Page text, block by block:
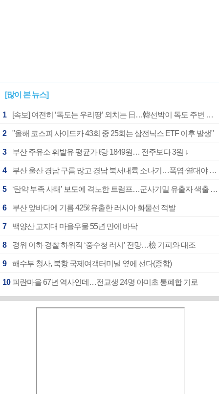
[많이 본 뉴스]
1 [속보] 여전히 ‘독도는 우리땅’ 외치는 日…韓선박이 독도 주변 해양조사 활동하자 반발
2 "올해 코스피 사이드카 43회 중 25회는 삼전닉스 ETF 이후 발생"
3 부산 주유소 휘발유 평균가 ℓ당 1849원… 전주보다 3원 ↓
4 부산 울산 경남 구름 많고 경남 북서내륙 소나기…폭염·열대야 계속
5 ‘탄약 부족 사태’ 보도에 격노한 트럼프…군사기밀 유출자 색출 지시
6 부산 앞바다에 기름 425ℓ 유출한 러시아 화물선 적발
7 백양산 고지대 마을우물 55년 만에 바닥
8 경위 이하 경찰 하위직 ‘중수청 러시’ 전망…檢 기피와 대조
9 해수부 청사, 북항 국제여객터미널 옆에 선다(종합)
10 피란마을 67년 역사인데…전교생 24명 아미초 통폐합 기로